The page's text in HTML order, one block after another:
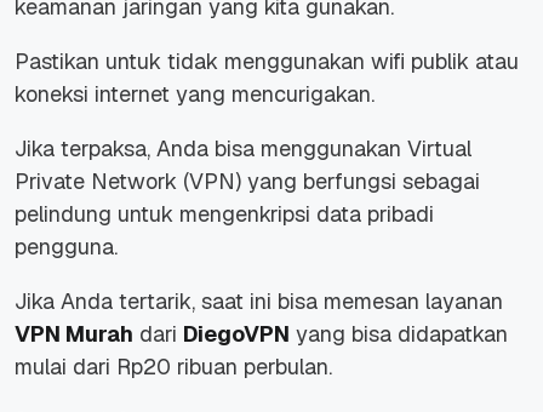
keamanan jaringan yang kita gunakan.
Pastikan untuk tidak menggunakan wifi publik atau
koneksi internet yang mencurigakan.
Jika terpaksa, Anda bisa menggunakan Virtual
Private Network (VPN) yang berfungsi sebagai
pelindung untuk mengenkripsi data pribadi
pengguna.
Jika Anda tertarik, saat ini bisa memesan layanan
VPN Murah dari DiegoVPN yang bisa didapatkan
mulai dari Rp20 ribuan perbulan.